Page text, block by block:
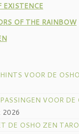
EXISTENCE
OF THE RAINBOW
VOOR DE
VOOR DE
2026
DE OSHO ZEN